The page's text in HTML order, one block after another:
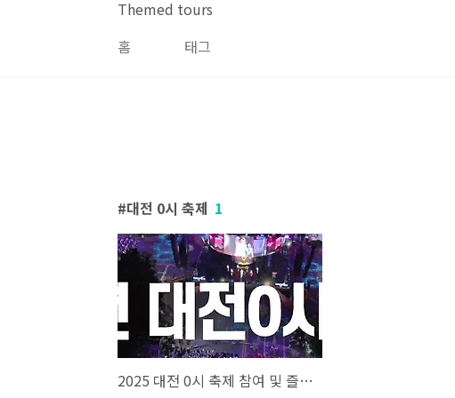
Themed tours
홈
태그
대전 0시 축제 1
2025 대전 0시 축제 참여 및 즐기는법 완벽 가이드